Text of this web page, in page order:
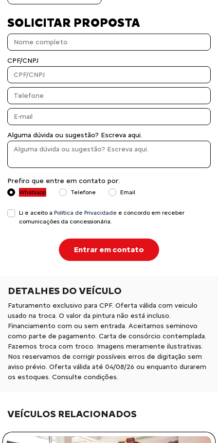
SOLICITAR PROPOSTA
CPF/CNPJ
Alguma dúvida ou sugestão? Escreva aqui.
Prefiro que entre em contato por:
Whatsapp Telefone Email
Li e aceito a Política de Privacidade e concordo em receber
comunicações da concessionária.
Entrar em contato
DETALHES DO VEÍCULO
Faturamento exclusivo para CPF. Oferta válida com veiculo
usado na troca. O valor da pintura não está incluso.
Financiamento com ou sem entrada. Aceitamos seminovo
como parte de pagamento. Carta de consórcio contemplada.
Fazemos troca com troco. Imagens meramente ilustrativas.
Nos reservamos de corrigir possíveis erros de digitação sem
aviso prévio. Oferta válida até 04/08/26 ou enquanto durarem
os estoques. Consulte condições.
VEÍCULOS RELACIONADOS